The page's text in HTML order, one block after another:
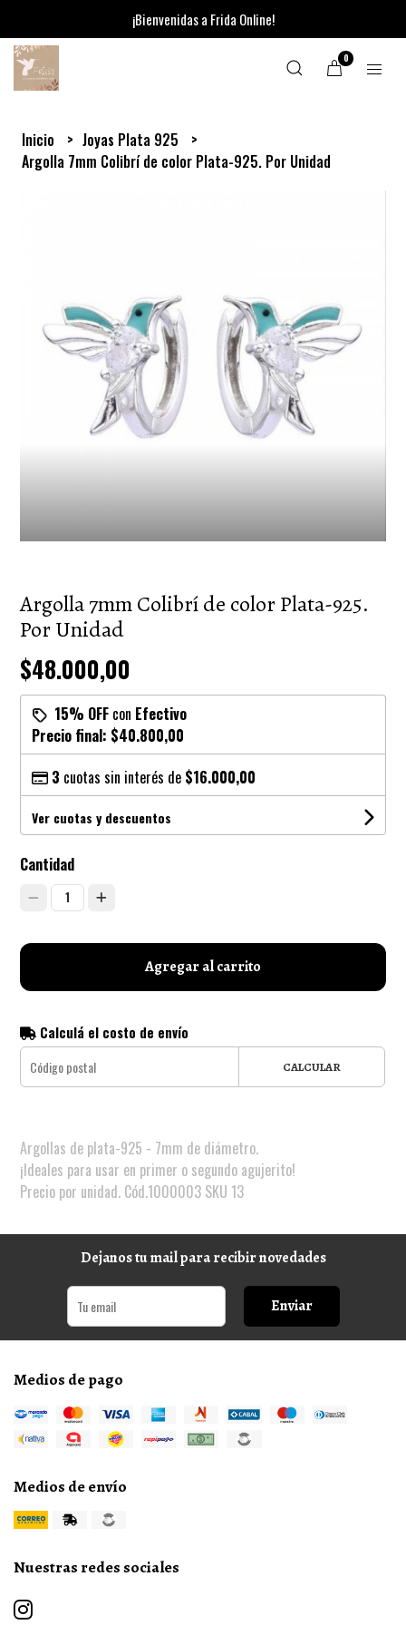
¡Bienvenidas a Frida Online!
0
Inicio
Joyas Plata 925
Argolla 7mm Colibrí de color Plata-925. Por Unidad
Argolla 7mm Colibrí de color Plata-925.
Por Unidad
$48.000,00
15% OFF con Efectivo
Precio final: $40.800,00
3 cuotas sin interés de $16.000,00
Ver cuotas y descuentos
Cantidad
1
Agregar al carrito
Calculá el costo de envío
CALCULAR
Argollas de plata-925 - 7mm de diámetro.
¡Ideales para usar en primer o segundo agujerito!
Precio por unidad. Cód.1000003 SKU 13
Dejanos tu mail para recibir novedades
Enviar
Medios de pago
Medios de envío
Nuestras redes sociales